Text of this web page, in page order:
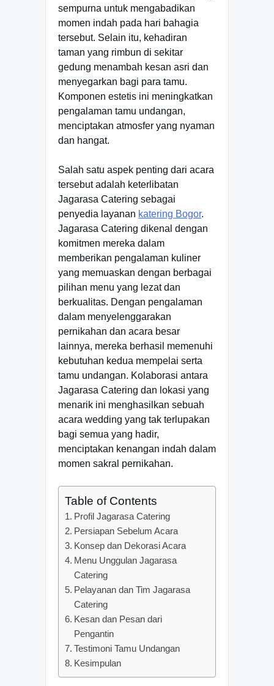
sempurna untuk mengabadikan
momen indah pada hari bahagia
tersebut. Selain itu, kehadiran
taman yang rimbun di sekitar
gedung menambah kesan asri dan
menyegarkan bagi para tamu.
Komponen estetis ini meningkatkan
pengalaman tamu undangan,
menciptakan atmosfer yang nyaman
dan hangat.
Salah satu aspek penting dari acara
tersebut adalah keterlibatan
Jagarasa Catering sebagai
penyedia layanan katering Bogor.
Jagarasa Catering dikenal dengan
komitmen mereka dalam
memberikan pengalaman kuliner
yang memuaskan dengan berbagai
pilihan menu yang lezat dan
berkualitas. Dengan pengalaman
dalam menyelenggarakan
pernikahan dan acara besar
lainnya, mereka berhasil memenuhi
kebutuhan kedua mempelai serta
tamu undangan. Kolaborasi antara
Jagarasa Catering dan lokasi yang
menarik ini menghasilkan sebuah
acara wedding yang tak terlupakan
bagi semua yang hadir,
menciptakan kenangan indah dalam
momen sakral pernikahan.
Table of Contents
Profil Jagarasa Catering
Persiapan Sebelum Acara
Konsep dan Dekorasi Acara
Menu Unggulan Jagarasa
Catering
Pelayanan dan Tim Jagarasa
Catering
Kesan dan Pesan dari
Pengantin
Testimoni Tamu Undangan
Kesimpulan